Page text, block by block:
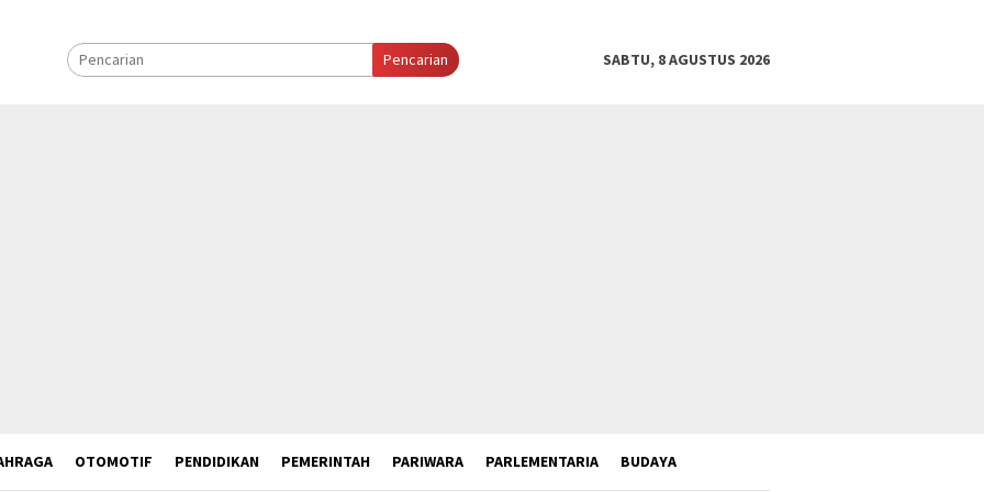
Pencarian SABTU, 8 AGUSTUS 2026
OTOMOTIF PENDIDIKAN PEMERINTAH PARIWARA PARLEMENTARIA BUDAYA